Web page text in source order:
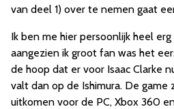
van deel 1) over te nemen gaat
Ik ben me hier persoonlijk heel
aangezien ik groot fan was het
de hoop dat er voor Isaac Clarke
valt dan op de Ishimura. De game
uitkomen voor de PC, Xbox 360